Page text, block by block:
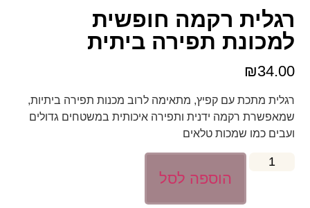
רגלית רקמה חופשית
למכונת תפירה ביתית
₪34.00
רגלית מתכת עם קפיץ, מתאימה לרוב מכנות תפירה ביתיות,
שמאפשרת רקמה ידנית ותפירה איכותית במשטחים גדולים
ועבים כמו שמכות טלאים
הוספה לסל